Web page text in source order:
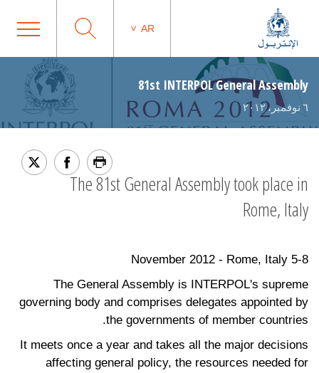
AR
81st INTERPOL General Assembly
٦ نوفمبر، ٢٠١٢
The 81st General Assembly took place in
Rome, Italy
5-8 November 2012 - Rome, Italy
The General Assembly is INTERPOL's supreme
governing body and comprises delegates appointed by
the governments of member countries.
It meets once a year and takes all the major decisions
affecting general policy, the resources needed for